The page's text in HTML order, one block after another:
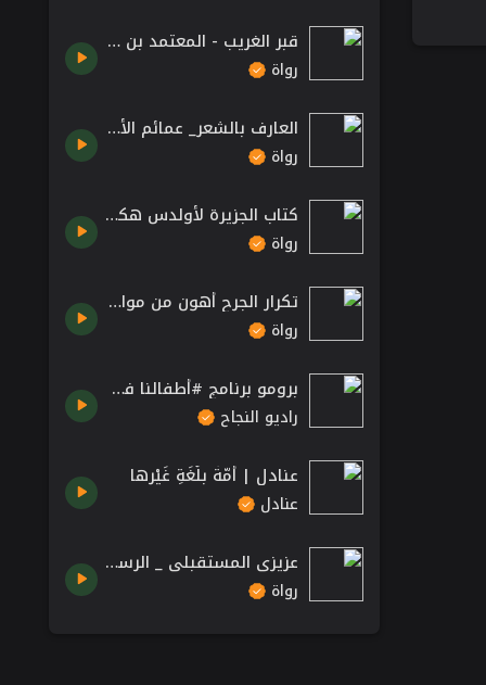
قبر الغريب - المعتمد بن عباد.
رواة
العارف بالشعر_ عمائم الأنصار.
رواة
كتاب الجزيرة لأولدس هكسلي - مقدمة
رواة
تكرار الجرح أهون من موات القلب - هبة رؤوف عزت
رواة
برومو برنامج #أطفالنا في رمضان
راديو النجاح
عنادل | أمّةٌ بلُغَةِ غَيْرها
عنادل
عزيزي المستقبلي _ الرسالة الأولى
رواة